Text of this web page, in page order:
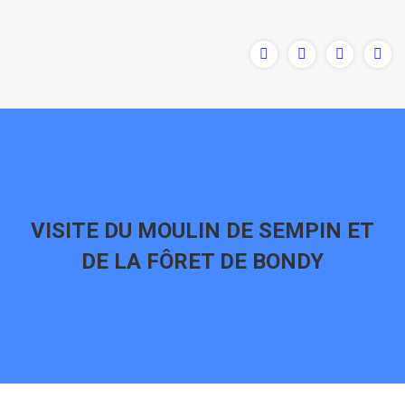
VISITE DU MOULIN DE SEMPIN ET
DE LA FÔRET DE BONDY